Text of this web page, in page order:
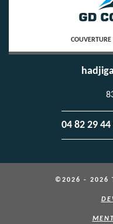
COUVERTURE
04 82 29 44
©2026 - 2026